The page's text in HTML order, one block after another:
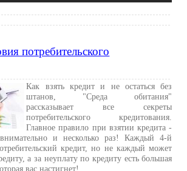
потребительского
Как взять кредит и не остаться без
штанов, "Среда обитания"
рассказывает все секреты
потребительского кредитования.
Главное правило при взятии кредита -
и несколько раз! Каждый 4-й
кредит, но не каждый может
а за неуплату по кредиту есть большая
вас настигнет!